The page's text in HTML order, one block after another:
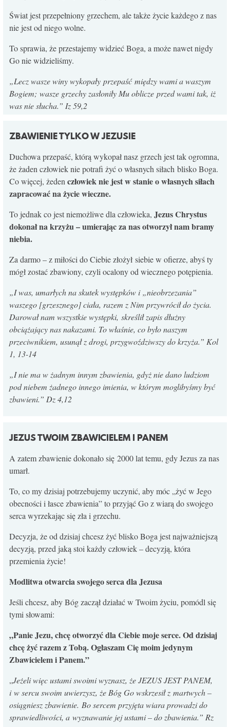
Świat jest przepełniony grzechem, ale także życie każdego z nas
nie jest od niego wolne.
To sprawia, że przestajemy widzieć Boga, a może nawet nigdy
Go nie widzieliśmy.
„Lecz wasze winy wykopały przepaśćmiędzy wami a waszym
Bogiem; wasze grzechy zasłoniły Mu oblicze przed wami tak, iż
was nie słucha.” Iz 59,2
ZBAWIENIE TYLKO W JEZUSIE
Duchowa przepaść, którą wykopał nasz grzech jest tak ogromna,
że żaden człowiek nie potrafi żyć o własnych siłach blisko Boga.
Co więcej, żeden człowiek nie jest w stanie o własnych siłach
zapracować na życie wieczne.
To jednak co jest niemożliwe dla człowieka, Jezus Chrystus
dokonał na krzyżu – umierając za nas otworzył nam bramy
niebia.
Za darmo – z miłości do Ciebie złożył siebie w ofierze, abyś ty
mógł zostać zbawiony, czyli ocalony od wiecznego potępienia.
„I was, umarłych na skutek występków i „nieobrzezania”
waszego [grzesznego] ciała, razem z Nim przywrócił do życia.
Darował nam wszystkie występki, skreślił zapis dłużny
obciążający nas nakazami. To właśnie, co było naszym
przeciwnikiem, usunął z drogi, przygwoździwszy do krzyża.” Kol
1, 13-14
„I nie ma w żadnym innym zbawienia, gdyż nie dano ludziom
pod niebem żadnego innego imienia, w którym moglibyśmy być
zbawieni.” Dz 4,12
JEZUS TWOIM ZBAWICIELEM I PANEM
A zatem zbawienie dokonało się 2000 lat temu, gdy Jezus za nas
umarł.
To, co my dzisiaj potrzebujemy uczynić, aby móc „żyć w Jego
obecności i łasce zbawienia” to przyjąć Go z wiarą do swojego
serca wyrzekając się zła i grzechu.
Decyzja, że od dzisiaj chcesz żyć blisko Boga jest najważniejszą
decyzją, przed jaką stoi każdy człowiek – decyzją, która
przemienia życie!
Modlitwa otwarcia swojego serca dla Jezusa
Jeśli chcesz, aby Bóg zaczął działać w Twoim życiu, pomódl się
tymi słowami:
„Panie Jezu, chcę otworzyć dla Ciebie moje serce. Od dzisiaj
chcę żyć razem z Tobą. Ogłaszam Cię moim jedynym
Zbawicielem i Panem.”
„Jeżeli więc ustami swoimi wyznasz, że JEZUS JEST PANEM,
i w sercu swoim uwierzysz, że Bóg Go wskrzesił z martwych –
osiągniesz zbawienie. Bo sercem przyjęta wiara prowadzi do
sprawiedliwości, a wyznawanie jej ustami – do zbawienia.” Rz